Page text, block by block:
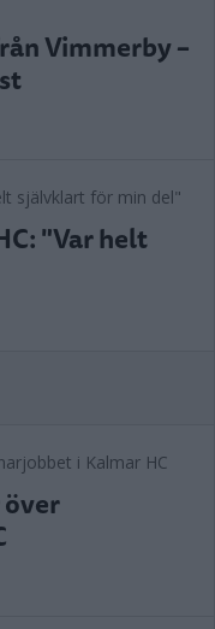
Vimmerby –
"Var helt